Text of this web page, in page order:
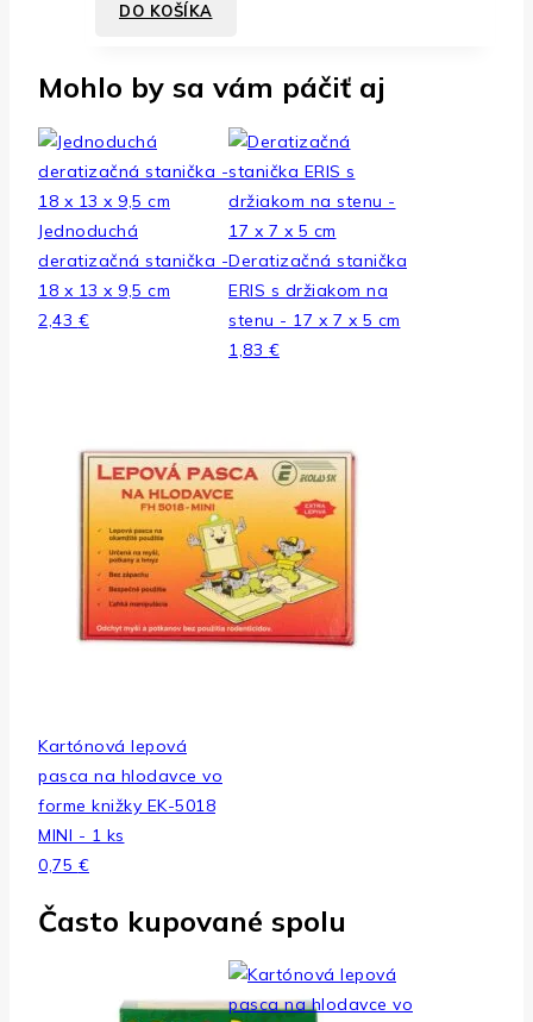
DO KOŠÍKA
Mohlo by sa vám páčiť aj
Jednoduchá
deratizačná stanička -
18 x 13 x 9,5 cm
2,43 €
Deratizačná stanička
ERIS s držiakom na
stenu - 17 x 7 x 5 cm
1,83 €
Kartónová lepová
pasca na hlodavce vo
forme knižky EK-5018
MINI - 1 ks
0,75 €
Často kupované spolu